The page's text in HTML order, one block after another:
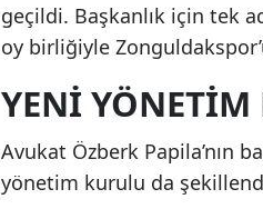
geçildi. Başkanlık için tek
oy birliğiyle
YENİ
Avukat Özberk Papila’nın
yönetim kurulu da